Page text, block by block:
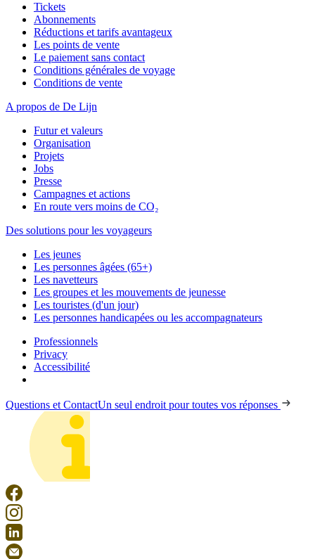
Tickets
Abonnements
Réductions et tarifs avantageux
Les points de vente
Le paiement sans contact
Conditions générales de voyage
Conditions de vente
A propos de De Lijn
Futur et valeurs
Organisation
Projets
Jobs
Presse
Campagnes et actions
En route vers moins de CO₂
Des solutions pour les voyageurs
Les jeunes
Les personnes âgées (65+)
Les navetteurs
Les groupes et les mouvements de jeunesse
Les touristes (d'un jour)
Les personnes handicapées ou les accompagnateurs
Professionnels
Privacy
Accessibilité
Questions et ContactUn seul endroit pour toutes vos réponses